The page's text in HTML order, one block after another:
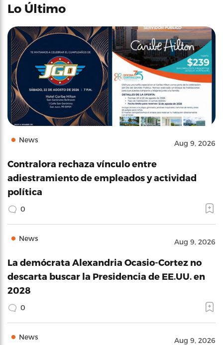
Lo Último
News Aug 9, 2026
Contralora rechaza vínculo entre
adiestramiento de empleados y actividad
política
0
News Aug 9, 2026
La demócrata Alexandria Ocasio-Cortez no
descarta buscar la Presidencia de EE.UU. en
2028
0
News Aug 9, 2026